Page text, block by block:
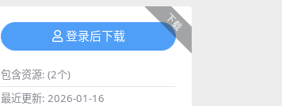
下载
登录后下载
包含资源: (2个)
最近更新: 2026-01-16